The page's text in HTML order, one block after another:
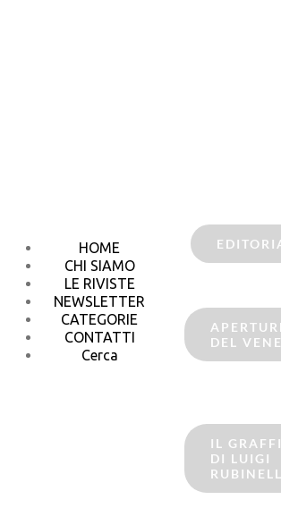
HOME
CHI SIAMO
LE RIVISTE
NEWSLETTER
CATEGORIE
CONTATTI
Cerca
DEL
IL
DI LUIGI